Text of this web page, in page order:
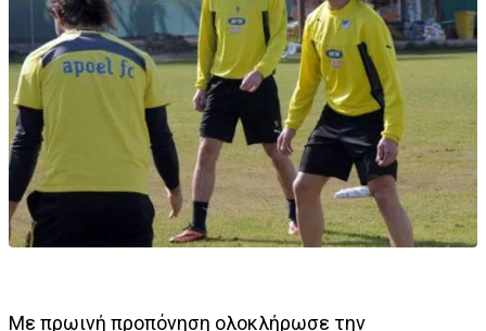
Με πρωινή προπόνηση ολοκλήρωσε την